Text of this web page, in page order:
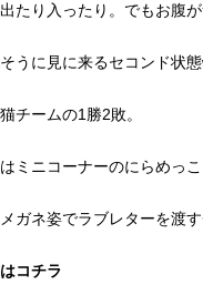
たり入ったり。でもお腹
うに見に来るセコンド状
チームの1勝2敗。
ミニコーナーのにらめっこ
ガネ姿でラブレターを渡す
コチラ